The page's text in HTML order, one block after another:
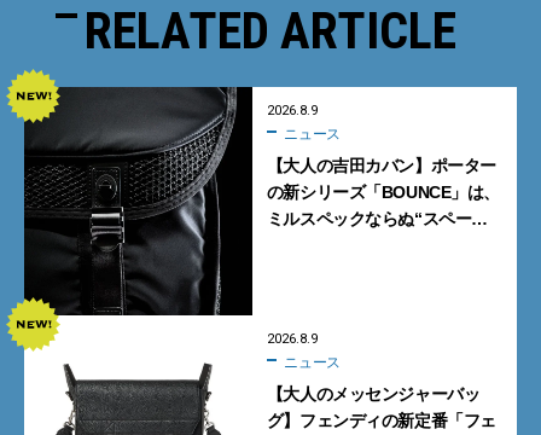
RELATED ARTICLE
2026.8.9
ニュース
【大人の吉田カバン】ポーター
の新シリーズ「BOUNCE」は、
ミルスペックならぬ“スペース
2026.8.9
ニュース
【大人のメッセンジャーバッ
グ】フェンディの新定番「フェ